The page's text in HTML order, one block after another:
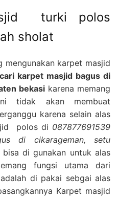
turki polos
sholat
mengunakan karpet masjid
karpet masjid bagus di
bekasi karena memang
tidak akan membuat
karena selain alas
polos di 087877691539
di cikarageman, setu
bisa di gunakan untuk alas
fungsi utama dari
di pakai sebgai alas
Karpet masjid